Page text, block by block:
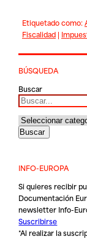
Etiquetado como:
Fiscalidad|
BÚSQUEDA
Buscar
INFO-EUROPA
Si quieres recibir
Documentación
newsletter Info-
Suscribirse
*Al realizar la